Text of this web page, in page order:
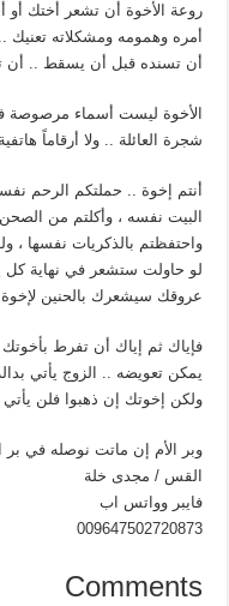
روعة الأخوة أن تشعر أختك أو
أمره وهمومه ومشكلاته تعنيك
أن تسنده قبل أن يسقط .. أن
الأخوة ليست أسماء مرصوصة
شجرة العائلة .. ولا أرقاماً
أنتم إخوة .. حملتكم الرحم
البيت نفسه ، وأكلتم من
واحتفظتم بالذكريات نفسها
لو حاولت ستشعر في نهاية كل
عروقك سيشعرك بالحنين
فإياك ثم إياك أن تفرط
يمكن تعويضه .. الزوج يأتي
ولكن إخوتك إن ذهبوا فلن
وبر الأم إن ماتت نوصله في بر
القس / مجدى خلة
فايبر وواتس اب
009647502720873
Comments